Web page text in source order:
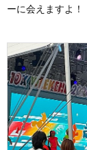
ーに会えますよ！